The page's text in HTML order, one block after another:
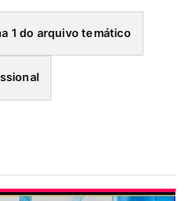
1 do arquivo temático